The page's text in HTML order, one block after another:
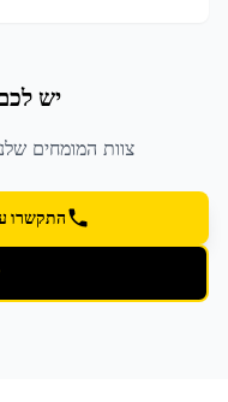
יש
צוות המומחים
התקשרו עכשיו: